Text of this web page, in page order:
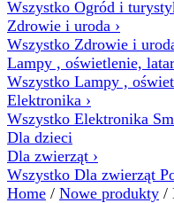
Wszystko Ogród i
Zdrowie i uroda ›
Wszystko Zdrowie i
Lampy , oświetlenie,
Wszystko Lampy ,
Elektronika ›
Wszystko Elektronika
Dla dzieci
Dla zwierząt ›
Wszystko Dla zwierząt
Home / Nowe produkty /